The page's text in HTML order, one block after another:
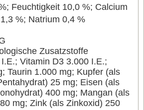
Feuchtigkeit 10,0 %; Calcium
%; Natrium 0,4 %
Zusatzstoffe
Vitamin D3 3.000 I.E.;
Taurin 1.000 mg; Kupfer (als
25 mg; Eisen (als
400 mg; Mangan (als
mg; Zink (als Zinkoxid) 250